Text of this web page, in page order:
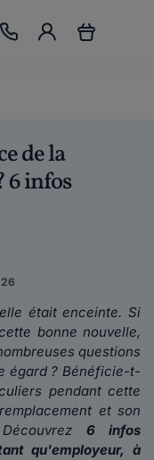
de la
6 infos
était enceinte. Si
bonne nouvelle,
questions
égard ? Bénéficie-t-
pendant cette
et son
6 infos
qu'employeur, à